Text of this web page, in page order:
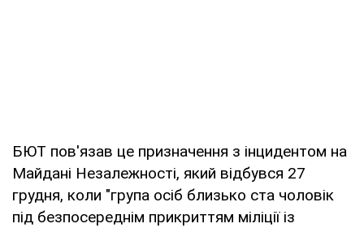
БЮТ пов'язав це призначення з інцидентом на
Майдані Незалежності, який відбувся 27
грудня, коли "група осіб близько ста чоловік
під безпосереднім прикриттям міліції із